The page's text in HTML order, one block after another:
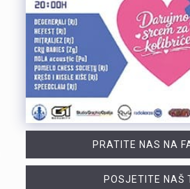
PRATITE NAS NA
POSJETITE NAŠ